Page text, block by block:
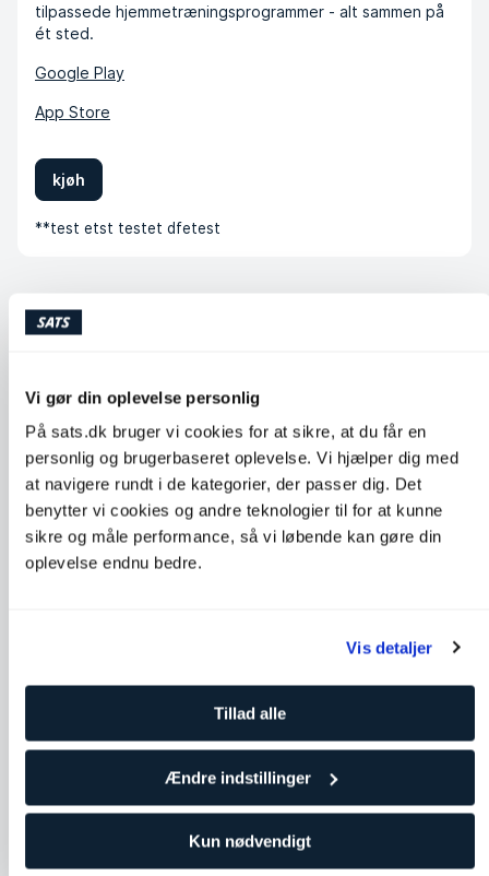
Vi gør din oplevelse personlig
På sats.dk bruger vi cookies for at sikre, at du får en
personlig og brugerbaseret oplevelse. Vi hjælper dig med
at navigere rundt i de kategorier, der passer dig. Det
benytter vi cookies og andre teknologier til for at kunne
sikre og måle performance, så vi løbende kan gøre din
oplevelse endnu bedre.
Vis detaljer
Tillad alle
Ændre indstillinger
Kun nødvendigt
tilpassede hjemmetræningsprogrammer - alt sammen på
ét sted.
Google Play
App Store
kjøh
**test etst testet dfetest
FAQ lapset ja nuoret
Hvilke resultater giver styrketræning?
Hvilke mekanismer ligger til grund for styrkeforøgelsen
hos børn/unge?
Hvorfor skal børn og unge styrketræne, og har
børn/unge brug for at blive stærkere?
Hvor ofte bør børn og unge styrketræne?
Medfører styrketræning nogle skadelige effekter?
Test Link